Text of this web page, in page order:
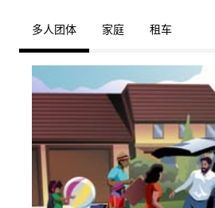
多人团体 家庭 租车